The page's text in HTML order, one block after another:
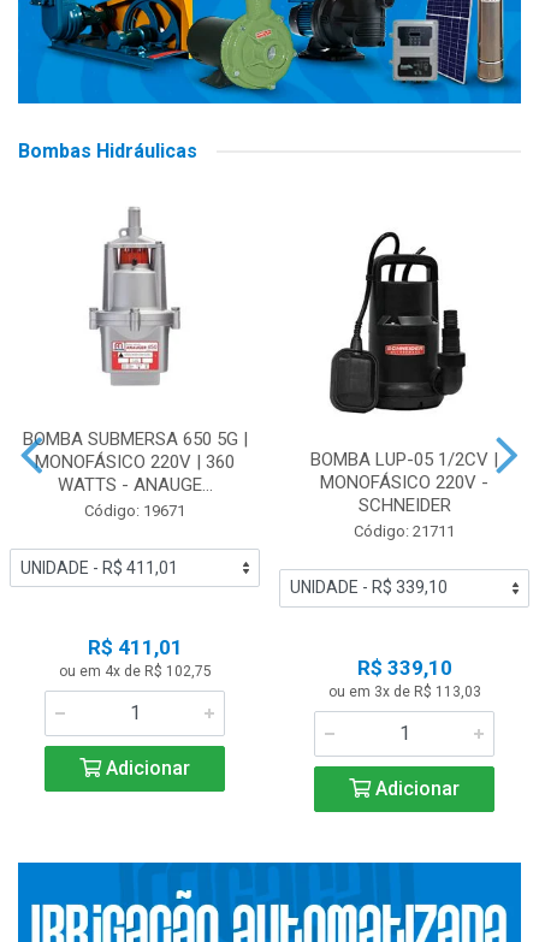
Bombas Hidráulicas
BOMBA SUBMERSA 650 5G |
MONOFÁSICO 220V | 360
WATTS - ANAUGE...
Código: 19671
R$ 411,01
ou em 4x de R$ 102,75
Adicionar
BOMBA LUP-05 1/2CV |
MONOFÁSICO 220V -
SCHNEIDER
Código: 21711
R$ 339,10
ou em 3x de R$ 113,03
Adicionar